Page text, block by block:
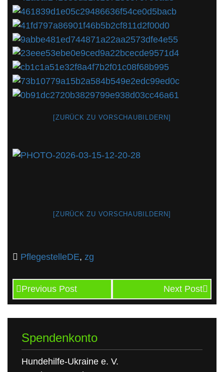
[ZURÜCK ZU VORSCHAUBILDERN]
[ZURÜCK ZU VORSCHAUBILDERN]
PflegestelleDE, zg
Previous Post Next Post
Spendenkonto
Hundehilfe-Ukraine e. V.